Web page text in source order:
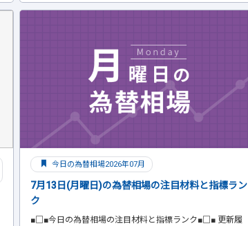
今日の為替相場2026年07月
7月13日(月曜日)の為替相場の注目材料と指標ラン
ク
■□■今日の為替相場の注目材料と指標ランク■□■ 更新履